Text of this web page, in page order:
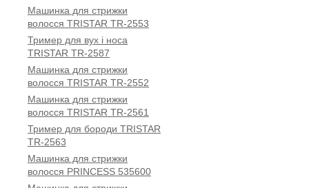
Машинка для стрижки
волосся TRISTAR TR-2553
Тример для вух і носа
TRISTAR TR-2587
Машинка для стрижки
волосся TRISTAR TR-2552
Машинка для стрижки
волосся TRISTAR TR-2561
Тример для бороди TRISTAR
TR-2563
Машинка для стрижки
волосся PRINCESS 535600